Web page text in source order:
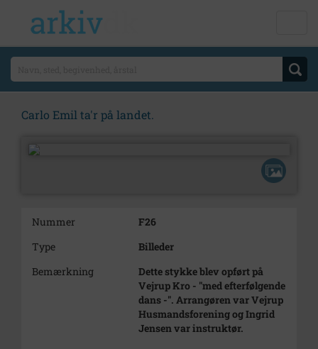
Carlo Emil ta'r på landet.
Nummer
F26
Type
Billeder
Bemærkning
Dette stykke blev opført på
Vejrup Kro - "med efterfølgende
dans -". Arrangøren var Vejrup
Husmandsforening og Ingrid
Jensen var instruktør.